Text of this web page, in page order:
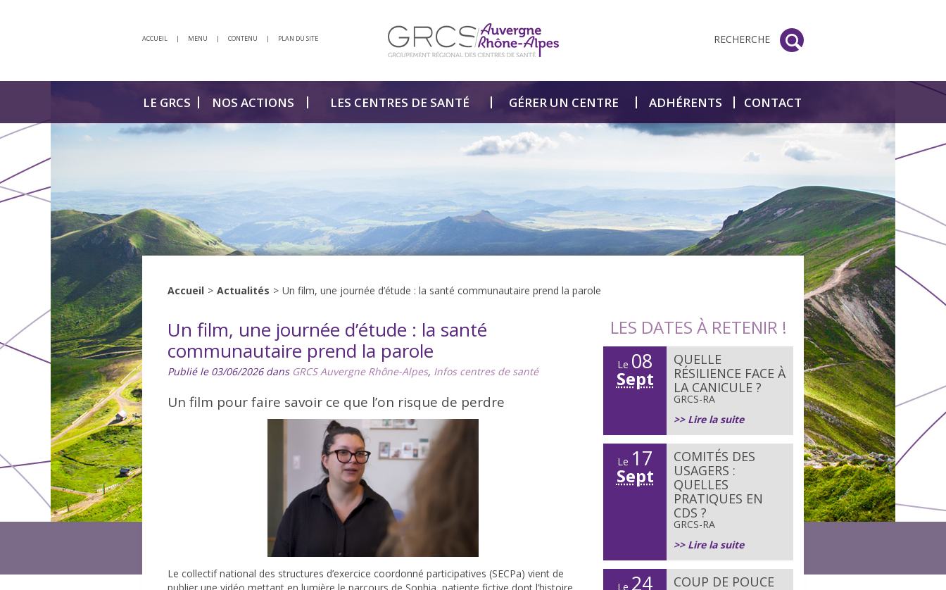
ACCUEIL | MENU | CONTENU | PLAN DU SITE RECHERCHE
LE GRCS NOS ACTIONS LES CENTRES DE SANTÉ GÉRER UN CENTRE ADHÉRENTS CONTACT
Accueil > Actualités > Un film, une journée d’étude : la santé communautaire prend la parole
Un film, une journée d’étude : la santé
communautaire prend la parole
Publié le 03/06/2026 dans GRCS Auvergne Rhône-Alpes, Infos centres de santé
Un film pour faire savoir ce que l’on risque de perdre
Le collectif national des structures d’exercice coordonné participatives (SECPa) vient de
LES DATES À RETENIR !
Le 08
Sept
QUELLE
RÉSILIENCE FACE À
LA CANICULE ?
GRCS-RA
>> Lire la suite
Le 17
Sept
COMITÉS DES
USAGERS :
QUELLES
PRATIQUES EN
CDS ?
GRCS-RA
>> Lire la suite
Le 24
COUP DE POUCE